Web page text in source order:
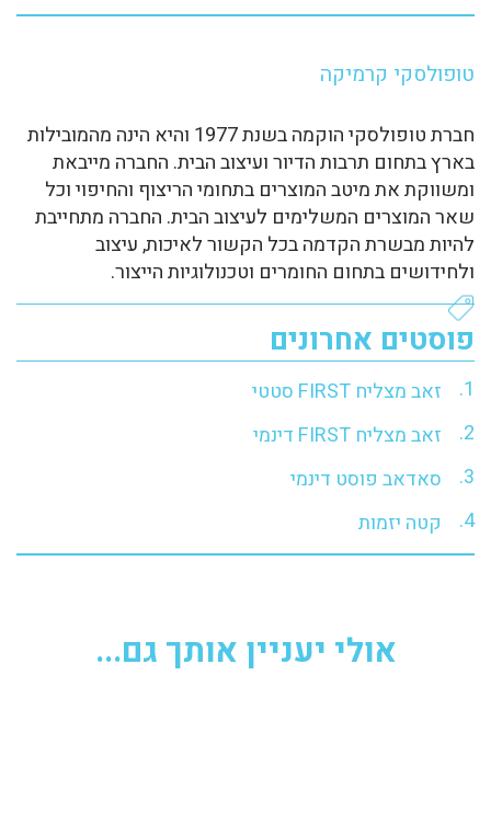
טופולסקי קרמיקה
חברת טופולסקי הוקמה בשנת 1977 והיא הינה מהמובילות
בארץ בתחום תרבות הדיור ועיצוב הבית. החברה מייבאת
ומשווקת את מיטב המוצרים בתחומי הריצוף והחיפוי וכל
שאר המוצרים המשלימים לעיצוב הבית. החברה מתחייבת
להיות מבשרת הקדמה בכל הקשור לאיכות, עיצוב
ולחידושים בתחום החומרים וטכנולוגיות הייצור.
פוסטים אחרונים
זאב מצליח FIRST סטטי
זאב מצליח FIRST דינמי
סאדאב פוסט דינמי
קטה יזמות
אולי יעניין אותך גם...